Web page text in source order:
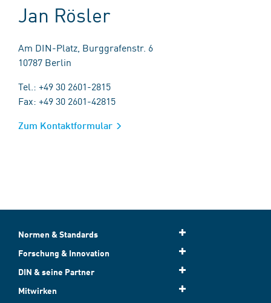
Jan Rösler
Am DIN-Platz, Burggrafenstr. 6
10787 Berlin
Tel.: +49 30 2601-2815
Fax: +49 30 2601-42815
Zum Kontaktformular
Normen & Standards
Forschung & Innovation
DIN & seine Partner
Mitwirken